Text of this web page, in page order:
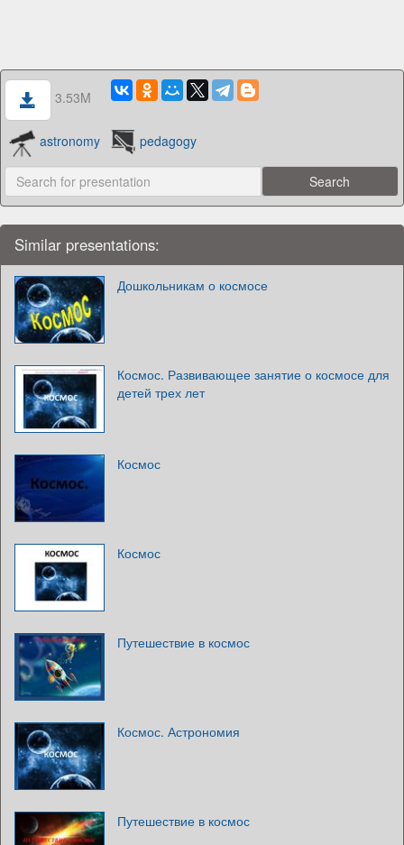
3.53M
astronomy pedagogy
Similar presentations:
Дошкольникам о космосе
Космос. Развивающее занятие о космосе для
детей трех лет
Космос
Космос
Путешествие в космос
Космос. Астрономия
Путешествие в космос